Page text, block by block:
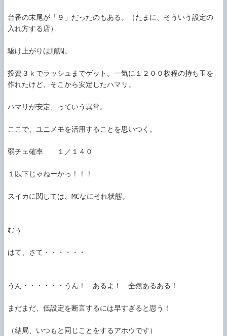
台番の末尾が「９」だったのもある。（たまに、そういう設定の
入れ方する店）
駆け上がりは順調。
投資３ｋでラッシュまでゲット。一気に１２００枚程の持ち玉を
作れたけど、そこから安定したハマリ。
ハマリが安定、っていう異常。
ここで、ユニメモを活用することを思いつく。
弱チェ確率　　１／１４０
１以下じゃねーかっ！！！
スイカに関しては、MCなにそれ状態。
むぅ
はて、さて・・・・・・
うん・・・・・・うん！　あるよ！　全然あるある！
まだまだ、低設定を断言するには早すぎると思う！
（結局、いつもと同じことをするアホウです）